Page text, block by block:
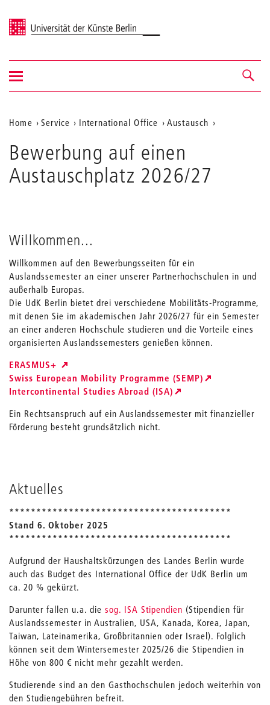
Universität der Künste Berlin
Navigation &
Suche
Navigation
ein-/ausblenden
Aktuelle
Position
auf
der
Home Service International Office Austausch
Bewerbung auf einen
Austauschplatz 2026/27
Willkommen...
Willkommen auf den Bewerbungsseiten für ein
Auslandssemester an einer unserer Partnerhochschulen in und
außerhalb Europas.
Die UdK Berlin bietet drei verschiedene Mobilitäts-Programme,
mit denen Sie im akademischen Jahr 2026/27 für ein Semester
an einer anderen Hochschule studieren und die Vorteile eines
organisierten Auslandssemesters genießen können.
ERASMUS+
Swiss European Mobility Programme (SEMP)
Intercontinental Studies Abroad (ISA)
Ein Rechtsanspruch auf ein Auslandssemester mit finanzieller
Förderung besteht grundsätzlich nicht.
Aktuelles
*****************************************
Stand 6. Oktober 2025
*****************************************
Aufgrund der Haushaltskürzungen des Landes Berlin wurde
auch das Budget des International Office der UdK Berlin um
ca. 20 % gekürzt.
Darunter fallen u.a. die sog. ISA Stipendien (Stipendien für
Auslandssemester in Australien, USA, Kanada, Korea, Japan,
Taiwan, Lateinamerika, Großbritannien oder Israel). Folglich
können seit dem Wintersemester 2025/26 die Stipendien in
Höhe von 800 € nicht mehr gezahlt werden.
Studierende sind an den Gasthochschulen jedoch weiterhin von
den Studiengebühren befreit.